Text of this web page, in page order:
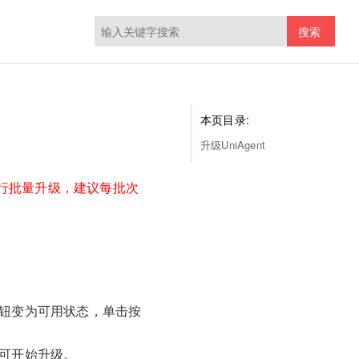
搜索
本页目录:
升级UniAgent
批量升级，建议每批次
变为可用状态，单击按
开始升级。